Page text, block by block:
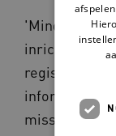
'Minder
inrichten van
registreren.
informatie is
misschien